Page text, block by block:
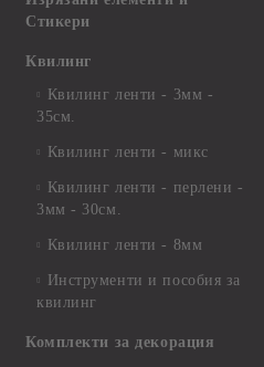
Стикери
Квилинг
Квилинг ленти - 3мм -
35см.
Квилинг ленти - микс
Квилинг ленти - перлени -
3мм - 30см.
Квилинг ленти - 8мм
Инструменти и пособия за
квилинг
Комплекти за декорация